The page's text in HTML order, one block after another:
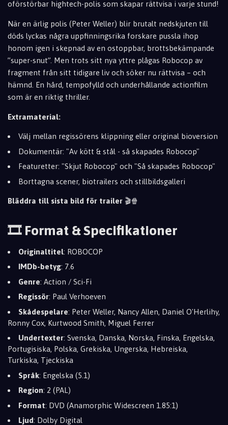
oförstörbar hightech-polis som skapar rättvisa i varje stund!
När en ärlig polis (Peter Weller) blir brutalt nedskjuten till
döds lyckas några uppfinningsrika forskare pussla ihop
honom igen i skepnad av en ostoppbar, brottsbekämpande
”super-snut”. Men trots sitt nya yttre plågas Robocop av
fragment från sitt tidigare liv och söker nu rättvisa – och
hämnd. En hård, tempofylld och underhållande actionfilm
som är en riktig thriller.
Extramaterial:
Välj mellan regissörens klippning eller original bioversion
Dokumentär: "Av kött & stål - så skapades Robocop"
Featuretter: "Skjut Robocop" och "Så skapades Robocop"
Borttagna scener, biotrailers och stillbildsgalleri
Bläddra till sista bild för trailer 🎬🍿
🎞️ Format & Specifikationer
Originaltitel: ROBOCOP
IMDb-betyg: 7.6
Genre: Action / Sci-Fi
Regissör: Paul Verhoeven
Skådespelare: Peter Weller, Nancy Allen, Daniel O'Herlihy,
Ronny Cox, Kurtwood Smith, Miguel Ferrer
Undertexter: Svenska, Danska, Norska, Finska, Engelska,
Portugisiska, Polska, Grekiska, Ungerska, Hebreiska,
Turkiska, Tjeckiska
Språk: Engelska (5.1)
Region: 2 (PAL)
Format: DVD (Anamorphic Widescreen 1.85:1)
Ljud: Dolby Digital